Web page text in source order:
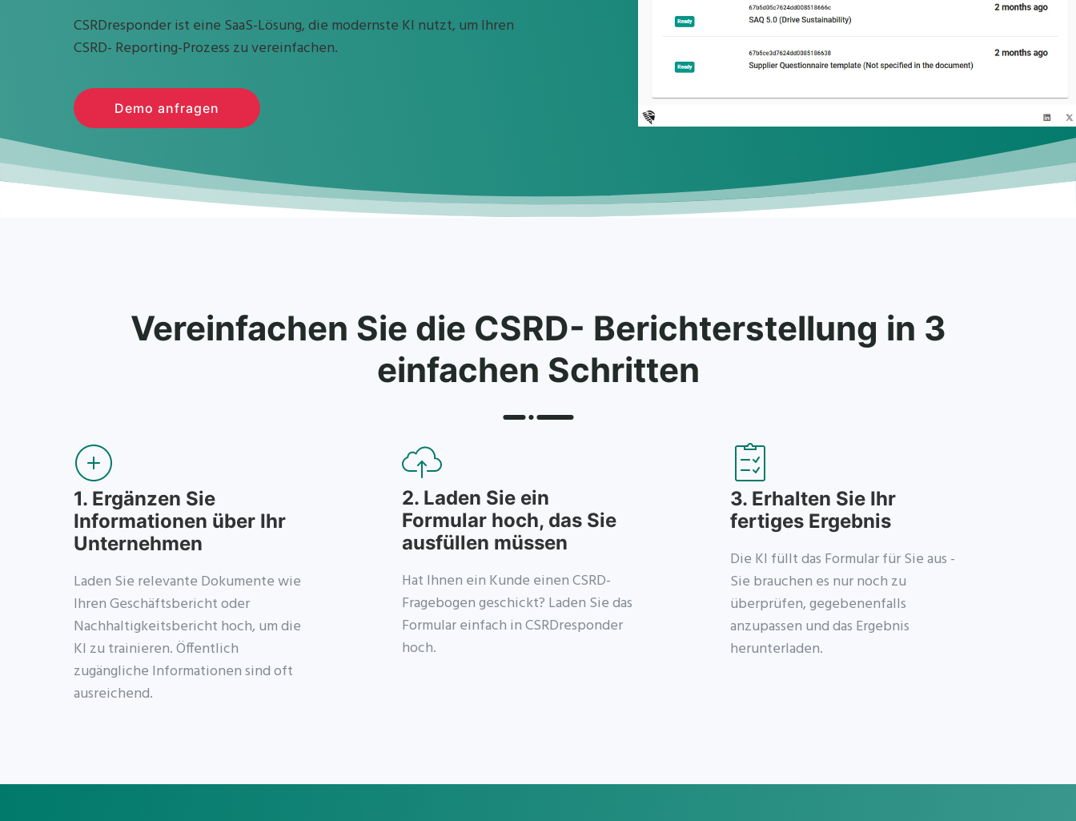
CSRDresponder ist eine SaaS-Lösung, die modernste KI nutzt, um Ihren
CSRD- Reporting-Prozess zu vereinfachen.
Demo anfragen
Vereinfachen Sie die CSRD- Berichterstellung in 3
einfachen Schritten
1. Ergänzen Sie
Informationen über Ihr
Unternehmen
Laden Sie relevante Dokumente wie
Ihren Geschäftsbericht oder
Nachhaltigkeitsbericht hoch, um die
KI zu trainieren. Öffentlich
zugängliche Informationen sind oft
ausreichend.
2. Laden Sie ein
Formular hoch, das Sie
ausfüllen müssen
Hat Ihnen ein Kunde einen CSRD-
Fragebogen geschickt? Laden Sie das
Formular einfach in CSRDresponder
hoch.
3. Erhalten Sie Ihr
fertiges Ergebnis
Die KI füllt das Formular für Sie aus -
Sie brauchen es nur noch zu
überprüfen, gegebenenfalls
anzupassen und das Ergebnis
herunterladen.